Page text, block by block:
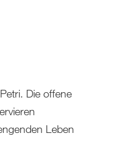
Die offene
Leben